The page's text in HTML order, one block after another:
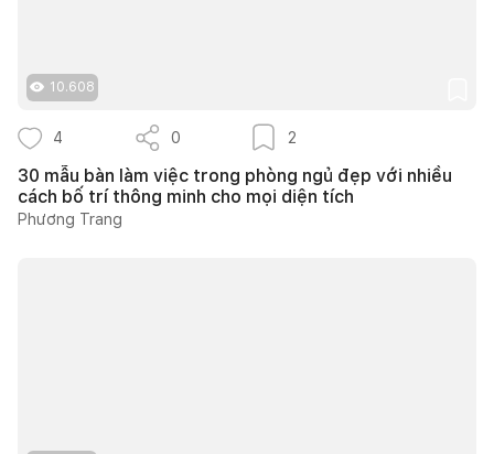
10.608
4 0 2
30 mẫu bàn làm việc trong phòng ngủ đẹp với nhiều
cách bố trí thông minh cho mọi diện tích
Phương Trang